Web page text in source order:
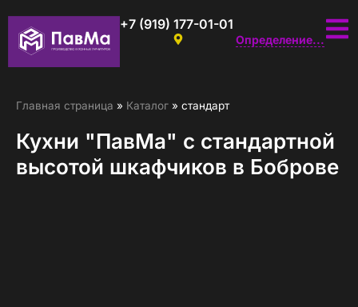
+7 (919) 177-01-01
Определение...
Главная страница » Каталог » стандарт
Кухни "ПавМа" с стандартной
высотой шкафчиков в Боброве